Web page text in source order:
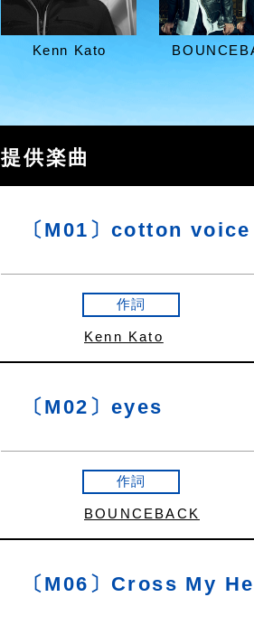
Kenn Kato
提供楽曲
〔M01〕cotton
作詞
Kenn Kato
〔M02〕eyes
作詞
BOUNCEBACK
〔M06〕Cross My